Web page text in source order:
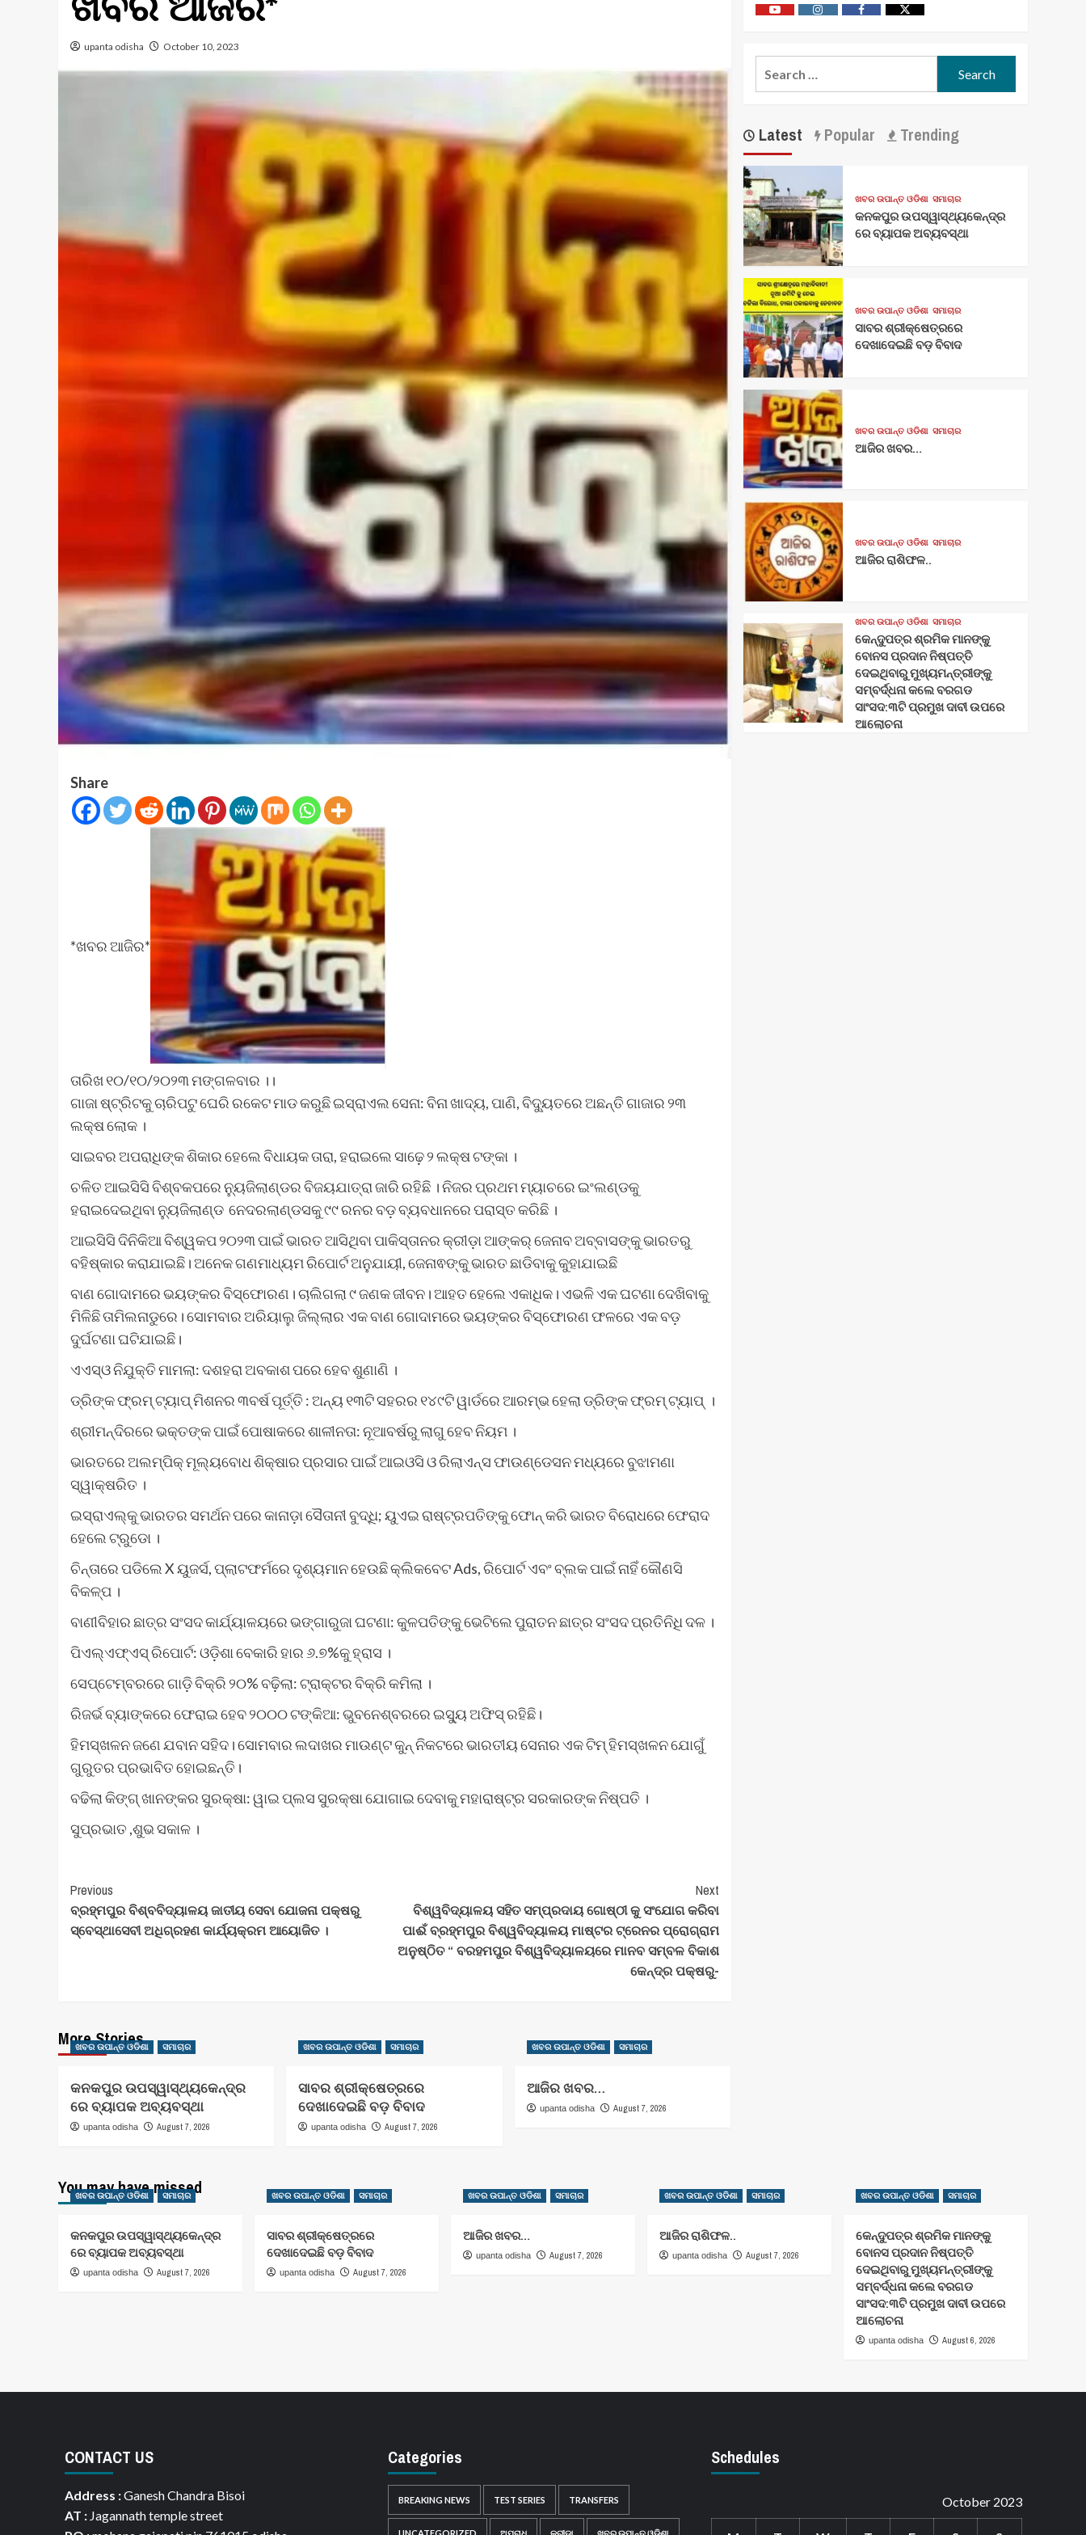
upanta odisha October 10, 2023
Share
*ଖବର ଆଜିର*
ତାରିଖ ୧୦/୧୦/୨୦୨୩ ମଙ୍ଗଳବାର ।।
ଗାଜା ଷ୍ଟ୍ରିଟକୁ ଚାରିପଟୁ ଘେରି ରକେଟ ମାଡ କରୁଛି ଇସ୍ରାଏଲ ସେନା: ବିନା ଖାଦ୍ୟ, ପାଣି, ବିଦ୍ୟୁତରେ ଅଛନ୍ତି ଗାଜାର ୨୩
ଲକ୍ଷ ଲୋକ ।
ସାଇବର ଅପରାଧିଙ୍କ ଶିକାର ହେଲେ ବିଧାୟକ ତାରା, ହରାଇଲେ ସାଢ଼େ ୨ ଲକ୍ଷ ଟଙ୍କା ।
ଚଳିତ ଆଇସିସି ବିଶ୍ବକପରେ ନ୍ୟୁଜିଲାଣ୍ଡର ବିଜୟଯାତ୍ରା ଜାରି ରହିଛି । ନିଜର ପ୍ରଥମ ମ୍ୟାଚରେ ଇଂଲଣ୍ଡକୁ
ହରାଇଦେଇଥିବା ନ୍ୟୁଜିଲାଣ୍ଡ ନେଦରଲାଣ୍ଡସକୁ ୯୯ ରନର ବଡ଼ ବ୍ୟବଧାନରେ ପରାସ୍ତ କରିଛି ।
ଆଇସିସି ଦିନିକିଆ ବିଶ୍ୱକପ ୨୦୨୩ ପାଇଁ ଭାରତ ଆସିଥିବା ପାକିସ୍ତାନର କ୍ରୀଡ଼ା ଆଙ୍କର୍ ଜେନାବ ଅବ୍ବାସଙ୍କୁ ଭାରତରୁ
ବହିଷ୍କାର କରାଯାଇଛି। ଅନେକ ଗଣମାଧ୍ୟମ ରିପୋର୍ଟ ଅନୁଯାୟୀ, ଜେନାଵଙ୍କୁ ଭାରତ ଛାଡିବାକୁ କୁହାଯାଇଛି
ବାଣ ଗୋଦାମରେ ଭୟଙ୍କର ବିସ୍ଫୋରଣ। ଚାଲିଗଲା ୯ ଜଣକ ଜୀବନ। ଆହତ ହେଲେ ଏକାଧିକ। ଏଭଳି ଏକ ଘଟଣା ଦେଖିବାକୁ
ମିଳିଛି ତାମିଲନାଡୁରେ। ସୋମବାର ଅରିୟାଲୁ ଜିଲ୍ଲାର ଏକ ବାଣ ଗୋଦାମରେ ଭୟଙ୍କର ବିସ୍ଫୋରଣ ଫଳରେ ଏକ ବଡ଼
ଦୁର୍ଘଟଣା ଘଟିଯାଇଛି।
ଏଏସ୍‌ଓ ନିଯୁକ୍ତି ମାମଲା: ଦଶହରା ଅବକାଶ ପରେ ହେବ ଶୁଣାଣି ।
ଡ୍ରିଙ୍କ ଫ୍ରମ୍ ଟ୍ୟାପ୍ ମିଶନର ୩ବର୍ଷ ପୂର୍ତ୍ତି : ଅନ୍ୟ ୧୩ଟି ସହରର ୧୪୯ଟି ୱାର୍ଡରେ ଆରମ୍ଭ ହେଲା ଡ୍ରିଙ୍କ ଫ୍ରମ୍ ଟ୍ୟାପ୍ ।
ଶ୍ରୀମନ୍ଦିରରେ ଭକ୍ତଙ୍କ ‌ପାଇଁ ପୋଷାକରେ ଶାଳୀନତା: ନୂଆବର୍ଷରୁ ଲାଗୁ ହେବ ନିୟମ ।
ଭାରତରେ ଅଲମ୍ପିକ୍ ମୂଲ୍ୟବୋଧ ଶିକ୍ଷାର ପ୍ରସାର ପାଇଁ ଆଇଓସି ଓ ରିଲାଏନ୍ସ ଫାଉଣ୍ଡେସନ ମଧ୍ୟରେ ବୁଝାମଣା
ସ୍ୱାକ୍ଷରିତ ।
ଇସ୍ରାଏଲ୍‌କୁ ଭାରତର ସମର୍ଥନ ପରେ କାନାଡ଼ା ସୈତାନୀ ବୁଦ୍ଧି; ୟୁଏଇ ରାଷ୍ଟ୍ରପତିଙ୍କୁ ଫୋନ୍ କରି ଭାରତ ବିରୋଧରେ ଫେରାଦ
ହେଲେ ଟ୍ରୁଡୋ ।
ଚିନ୍ତାରେ ପଡିଲେ X ୟୁଜର୍ସ, ପ୍ଲାଟଫର୍ମରେ ଦୃଶ୍ୟମାନ ହେଉଛି କ୍ଲିକବେଟ Ads, ରିପୋର୍ଟ ଏବଂ ବ୍ଲକ ପାଇଁ ନାହିଁ କୌଣସି
ବିକଳ୍ପ ।
ବାଣୀବିହାର ଛାତ୍ର ସଂସଦ କାର୍ଯ୍ୟାଳୟରେ ଭଙ୍ଗାରୁଜା ଘଟଣା: କୁଳପତିଙ୍କୁ ଭେଟିଲେ ପୁରାତନ ଛାତ୍ର ସଂସଦ ପ୍ରତିନିଧି ଦଳ ।
ପିଏଲ୍‌ଏଫ୍‌ଏସ୍‌ ରିପୋର୍ଟ: ଓଡ଼ିଶା ବେକାରି ହାର ୬.୭%କୁ ହ୍ରାସ ।
ସେପ୍ଟେମ୍ବରରେ ଗାଡ଼ି ବିକ୍ରି ୨୦% ବଢ଼ିଲା: ଟ୍ରାକ୍ଟର ବିକ୍ରି କମିଲା ।
ରିଜର୍ଭ ବ୍ୟାଙ୍କରେ ଫେରାଇ ହେବ ୨୦୦୦ ଟଙ୍କିଆ: ଭୁବନେଶ୍ବରରେ ଇସ୍ୟୁ ଅଫିସ୍ ରହିଛି।
ହିମସ୍ଖଳନ ଜଣେ ଯବାନ ସହିଦ। ସୋମବାର ଲଦାଖର ମାଉଣ୍ଟ କୁନ୍‌ ନିକଟରେ ଭାରତୀୟ ସେନାର ଏକ ଟିମ୍‌ ହିମସ୍ଖଳନ ଯୋଗୁଁ
ଗୁରୁତର ପ୍ରଭାବିତ ହୋଇଛନ୍ତି।
ବଢିଲା କିଙ୍ଗ୍ ଖାନଙ୍କର ସୁରକ୍ଷା: ୱାଇ ପ୍ଲସ ସୁରକ୍ଷା ଯୋଗାଇ ଦେବାକୁ ମହାରାଷ୍ଟ୍ର ସରକାରଙ୍କ ନିଷ୍ପତି ।
ସୁପ୍ରଭାତ ,ଶୁଭ ସକାଳ ।
Post
Navigation
Previous
ବ୍ରହ୍ମପୁର ବିଶ୍ବବିଦ୍ୟାଳୟ ଜାତୀୟ ସେବା ଯୋଜନା ପକ୍ଷରୁ
ସ୍ବେସ୍ଥାସେବୀ ଅଧିଗ୍ରହଣ କାର୍ଯ୍ୟକ୍ରମ ଆୟୋଜିତ ।
Next
ବିଶ୍ୱବିଦ୍ୟାଳୟ ସହିତ ସମ୍ପ୍ରଦାୟ ଗୋଷ୍ଠୀ କୁ ସଂଯୋଗ କରିବା
ପାଈଁ ବ୍ରହ୍ମପୁର ବିଶ୍ୱବିଦ୍ୟାଳୟ ମାଷ୍ଟର ଟ୍ରେନର ପ୍ରୋଗ୍ରାମ
ଅନୁଷ୍ଠିତ “ ବରହମପୁର ବିଶ୍ୱବିଦ୍ୟାଳୟରେ ମାନବ ସମ୍ବଳ ବିକାଶ
କେନ୍ଦ୍ର ପକ୍ଷରୁ-
More Stories
ଖବର ଉପାନ୍ତ ଓଡିଶା ସମାଚାର
କନକପୁର ଉପସ୍ୱାସ୍ଥ୍ୟକେନ୍ଦ୍ର
ରେ ବ୍ୟାପକ ଅବ୍ୟବସ୍ଥା
upanta odisha August 7, 2026
ଖବର ଉପାନ୍ତ ଓଡିଶା ସମାଚାର
ସାବର ଶ୍ରୀକ୍ଷେତ୍ରରେ
ଦେଖାଦେଇଛି ବଡ଼ ବିବାଦ
upanta odisha August 7, 2026
ଖବର ଉପାନ୍ତ ଓଡିଶା ସମାଚାର
ଆଜିର ଖବର…
upanta odisha August 7, 2026
YoutubeVimeo FacebookTwitter
Latest Popular Trending
ଖବର ଉପାନ୍ତ ଓଡିଶା ସମାଚାର
କନକପୁର ଉପସ୍ୱାସ୍ଥ୍ୟକେନ୍ଦ୍ର
ରେ ବ୍ୟାପକ ଅବ୍ୟବସ୍ଥା
ଖବର ଉପାନ୍ତ ଓଡିଶା ସମାଚାର
ସାବର ଶ୍ରୀକ୍ଷେତ୍ରରେ
ଦେଖାଦେଇଛି ବଡ଼ ବିବାଦ
ଖବର ଉପାନ୍ତ ଓଡିଶା ସମାଚାର
ଆଜିର ଖବର…
ଖବର ଉପାନ୍ତ ଓଡିଶା ସମାଚାର
ଆଜିର ରାଶିଫଳ..
ଖବର ଉପାନ୍ତ ଓଡିଶା ସମାଚାର
କେନ୍ଦୁପତ୍ର ଶ୍ରମିକ ମାନଙ୍କୁ
ବୋନସ ପ୍ରଦାନ ନିଷ୍ପତ୍ତି
ଦେଇଥିବାରୁ ମୁଖ୍ୟମନ୍ତ୍ରୀଙ୍କୁ
ସମ୍ବର୍ଦ୍ଧନା କଲେ ବରଗଡ
ସାଂସଦ:୩ଟି ପ୍ରମୁଖ ଦାବୀ ଉପରେ
ଆଲୋଚନା
You may have missed
ଖବର ଉପାନ୍ତ ଓଡିଶା ସମାଚାର
କନକପୁର ଉପସ୍ୱାସ୍ଥ୍ୟକେନ୍ଦ୍ର
ରେ ବ୍ୟାପକ ଅବ୍ୟବସ୍ଥା
upanta odisha August 7, 2026
ଖବର ଉପାନ୍ତ ଓଡିଶା ସମାଚାର
ସାବର ଶ୍ରୀକ୍ଷେତ୍ରରେ
ଦେଖାଦେଇଛି ବଡ଼ ବିବାଦ
upanta odisha August 7, 2026
ଖବର ଉପାନ୍ତ ଓଡିଶା ସମାଚାର
ଆଜିର ଖବର…
upanta odisha August 7, 2026
ଖବର ଉପାନ୍ତ ଓଡିଶା ସମାଚାର
ଆଜିର ରାଶିଫଳ..
upanta odisha August 7, 2026
ଖବର ଉପାନ୍ତ ଓଡିଶା ସମାଚାର
କେନ୍ଦୁପତ୍ର ଶ୍ରମିକ ମାନଙ୍କୁ
ବୋନସ ପ୍ରଦାନ ନିଷ୍ପତ୍ତି
ଦେଇଥିବାରୁ ମୁଖ୍ୟମନ୍ତ୍ରୀଙ୍କୁ
ସମ୍ବର୍ଦ୍ଧନା କଲେ ବରଗଡ
ସାଂସଦ:୩ଟି ପ୍ରମୁଖ ଦାବୀ ଉପରେ
ଆଲୋଚନା
upanta odisha August 6, 2026
CONTACT US
Address :Ganesh Chandra Bisoi
AT :Jagannath temple street
Categories
BREAKING NEWS TEST SERIES TRANSFERS
Schedules
October 2023